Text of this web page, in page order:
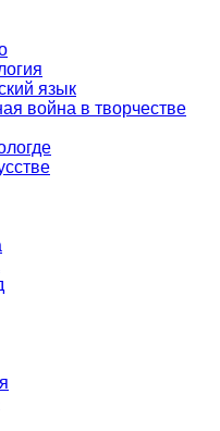
язык
война в творчестве